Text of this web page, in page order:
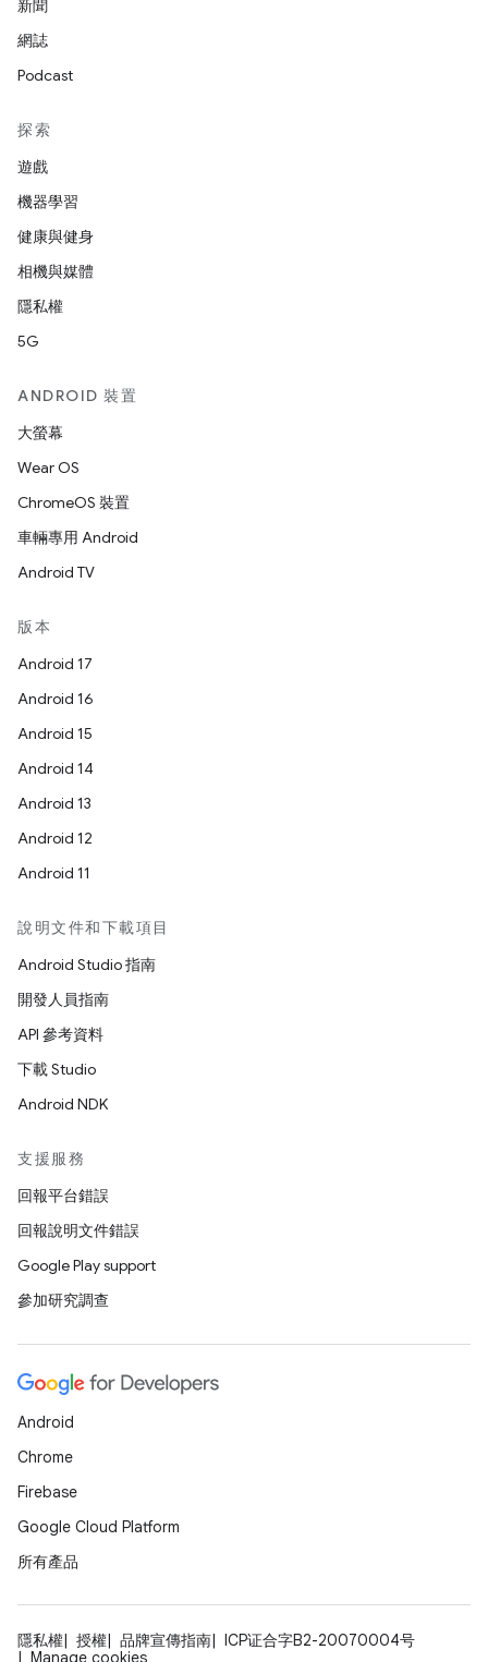
新聞
網誌
Podcast
探索
遊戲
機器學習
健康與健身
相機與媒體
隱私權
5G
ANDROID 裝置
大螢幕
Wear OS
ChromeOS 裝置
車輛專用 Android
Android TV
版本
Android 17
Android 16
Android 15
Android 14
Android 13
Android 12
Android 11
說明文件和下載項目
Android Studio 指南
開發人員指南
API 參考資料
下載 Studio
Android NDK
支援服務
回報平台錯誤
回報說明文件錯誤
Google Play support
參加研究調查
Android
Chrome
Firebase
Google Cloud Platform
所有產品
隱私權 授權 品牌宣傳指南
ICP证合字B2-20070004号
Manage cookies